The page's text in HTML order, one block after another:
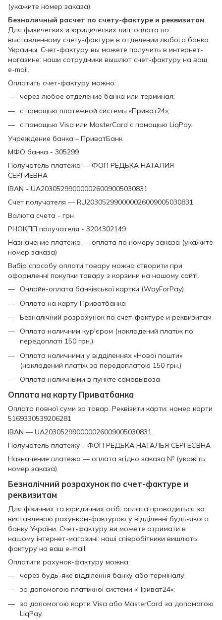
(укажите номер заказа).
Безналичный расчет по счету-фактуре и реквизитам
Для физических и юридических лиц: оплата по
выставленному счету-фактуре в отделении любого банка
Украины. Счет-фактуру вы можете получить в интернет-
магазине: наши сотрудники вышлют счет-фактуру на ваш
e-mail.
Оплатить счет-фактуру можно:
через любое отделение банка или терминал;
с помощью платежной системы «Приват24»;
с помощью Visa или MasterCard с помощью LiqPay.
Учреждение банка – ПриватБанк
МФО банка - 305299
Получатель платежа — ФОП РЕДЬКА НАТАЛИЯ
СЕРГИЕВНА
IBAN - UA203052990000026009005030831
Счет получателя — RU203052990000026009005030831
Валюта счета - грн
РНОКПП получателя - 3204302149
Назначение платежа — оплата по номеру заказа (укажите
номер заказа)
Вибір способу оплати товару можна створити при
оформленні покупки товару з корзини на нашому сайті.
Онлайн-оплата банківської картки (WayForPay)
Оплата на карту Приватбанка
Безналічний розрахунок по счет-фактуре и реквизитам
Оплата наличним кур'єром (накладений платіж по
передоплаті 150 грн.)
Оплата наличними у відділеннях «Нової пошти»
(накладений платіж за передоплатою 150 грн.)
Оплата наличными в пункте самовывоза
Оплата на карту Приватбанка
Оплата повної суми за товар. Реквізити карти: номер карти
5169330539206281
IBAN — UA203052990000026009005030831
Получатель платежу - ФОП РЕДЬКА НАТАЛЬЯ СЕРГЕЄВНА
Назначение платежа — оплата згідно заказа № (укажіть
номер заказа).
Безналічний розрахунок по счет-фактуре и
реквизитам
Для фізичних та юридичних осіб: оплата проводиться за
виставленою рахунком-фактурою у відділенні будь-якого
банку України. Счет-фактуру ви можете отримати в
нашому інтернет-магазині: наші співробітники вишлють
фактуру на ваш e-mail.
Оплатити рахунок-фактуру можна:
через будь-яке відділення банку або терміналу;
за допомогою платіжної системи «Приват24»;
за допомогою карти Visa або MasterCard за допомогою
LiqPay.